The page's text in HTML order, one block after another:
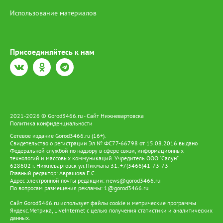
Использование материалов
Присоединяйтесь к нам
2021-2026 © Gorod3466.ru - Сайт Нижневартовска
Политика конфиденциальности
Сетевое издание Gorod3466.ru (16+).
Свидетельство о регистрации Эл № ФС77-66798 от 15.08.2016 выдано
Федеральной службой по надзору в сфере связи, информационных
технологий и массовых коммуникаций. Учредитель ООО "Салун"
628602 г. Нижневартовск ул.Пикмана 31. +7(3466)41-73-73
Главный редактор: Аврашова Е.С.
Адрес электронной почты редакции: news@gorod3466.ru
По вопросам размещения рекламы: 1@gorod3466.ru
Сайт Gorod3466.ru использует файлы cookie и метрические программы
Яндекс.Метрика, LiveInternet с целью получения статистики и аналитических
данных.